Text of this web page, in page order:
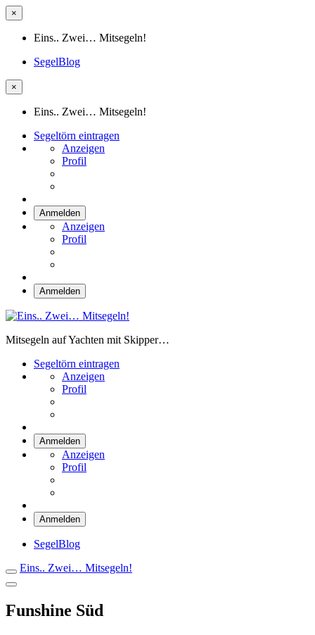
×
Eins.. Zwei… Mitsegeln!
SegelBlog
×
Eins.. Zwei… Mitsegeln!
Segeltörn eintragen
Anzeigen
Profil
Anmelden
Anzeigen
Profil
Anmelden
Mitsegeln auf Yachten mit Skipper…
Segeltörn eintragen
Anzeigen
Profil
Anmelden
Anzeigen
Profil
Anmelden
SegelBlog
Eins.. Zwei… Mitsegeln!
Funshine Süd